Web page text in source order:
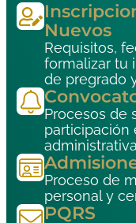
Nuevos
Requisitos,
formalizar tu
de pregrado
Procesos de
participación
Proceso de
personal y
PQRS